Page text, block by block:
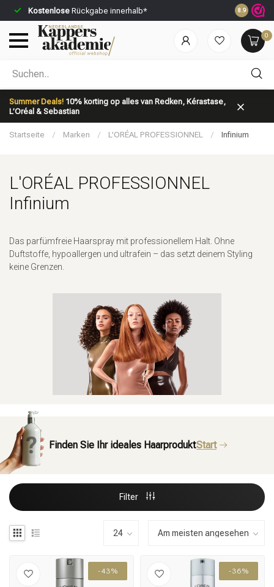
Kostenlose Rückgabe innerhalb* Vor 23:59
8.9
0
Summer Deals! 10% korting op alles van Redken, Kérastase,
L’Oréal & Sebastian
Nach welcher Kategorie suchst du?
Marken
Startseite / Marken / L'ORÉAL PROFESSIONNEL / Infinium
L'ORÉAL PROFESSIONNEL
Infinium
Das parfümfreie Haarspray mit professionellem Halt. Ohne
Duftstoffe, hypoallergen und ultrafein – das setzt deinem Styling
keine Grenzen.
Finden Sie Ihr ideales HaarproduktStart
Filter
-43% -36%